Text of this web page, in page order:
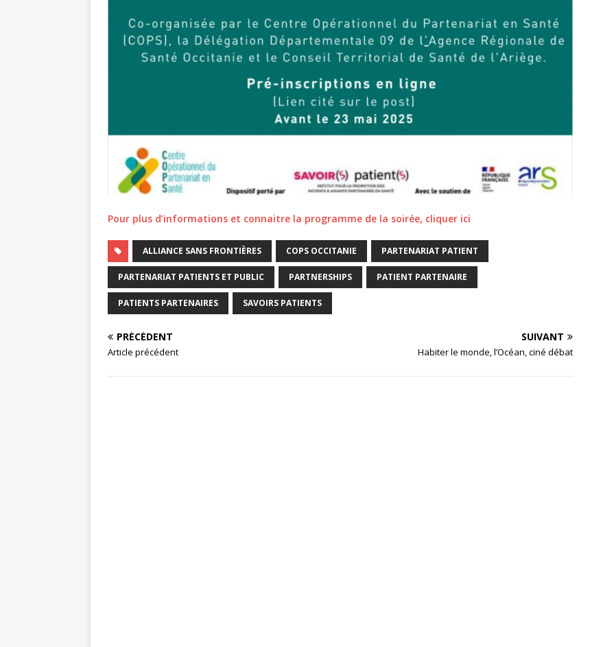
Pour plus d’informations et connaitre la programme de la soirée, cliquer ici
ALLIANCE SANS FRONTIÈRES COPS OCCITANIE PARTENARIAT PATIENT
PARTENARIAT PATIENTS ET PUBLIC PARTNERSHIPS PATIENT PARTENAIRE
PATIENTS PARTENAIRES SAVOIRS PATIENTS
PRÉCÉDENT
Article précédent
SUIVANT
Habiter le monde, l’Océan, ciné débat